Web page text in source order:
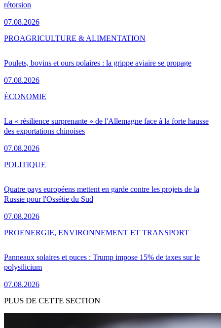
rétorsion
07.08.2026
Poulets, bovins et ours polaires : la grippe aviaire se propage
07.08.2026
PROAGRICULTURE & ALIMENTATION
La « résilience surprenante » de l'Allemagne face à la forte hausse
des exportations chinoises
07.08.2026
ÉCONOMIE
Quatre pays européens mettent en garde contre les projets de la
Russie pour l'Ossétie du Sud
07.08.2026
POLITIQUE
Panneaux solaires et puces : Trump impose 15% de taxes sur le
polysilicium
07.08.2026
PROENERGIE, ENVIRONNEMENT ET TRANSPORT
PLUS DE CETTE SECTION